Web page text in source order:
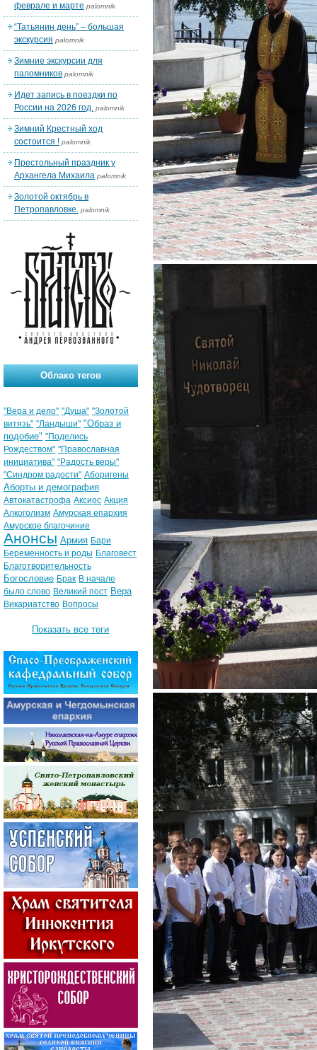
феврале и марте palomnik
“Татьянин день” – большая
экскурсия palomnik
Зимние экскурсии для
паломников palomnik
Идет запись в поездки по
России на 2026 год. palomnik
Зимний Крестный ход
состоится ! palomnik
Престольный праздник у
Архангела Михаила palomnik
Золотой октябрь в
Петропавловке. palomnik
Облако тегов
"Вера и дело" "Душа" "Золотой
витязь" "Ландыши" "Образ и
подобие" "Поделись
Рождеством" "Православная
инициатива" "Радость веры"
"Синдром радости" Аборигены
Аборты и демография
Автокатастрофа Аксиос Акция
Алкоголизм Амурская епархия
Амурское благочиние
Анонсы Армия Бари
Беременность и роды Благовест
Благотворительность
Богословие Брак В начале
было слово Великий пост Вера
Викариатство Вопросы
Показать все теги